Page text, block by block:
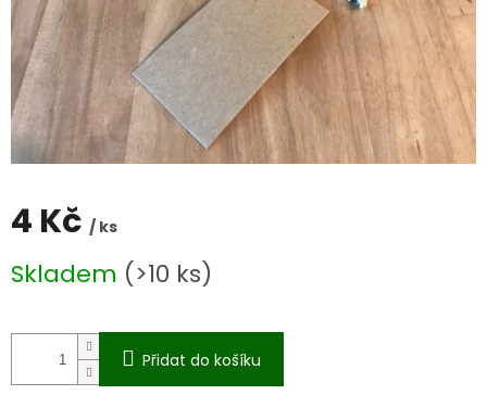
4 Kč / ks
cena:
Skladem (>10 ks)
Přidat do košíku